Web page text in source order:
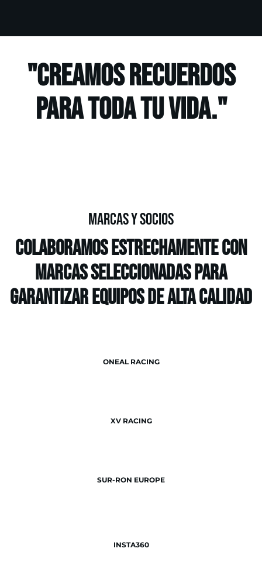
"Creamos recuerdos
para toda tu vida."
Marcas y Socios
Colaboramos estrechamente con
marcas seleccionadas para
garantizar equipos de alta calidad
ONEAL RACING
XV RACING
SUR-RON EUROPE
INSTA360